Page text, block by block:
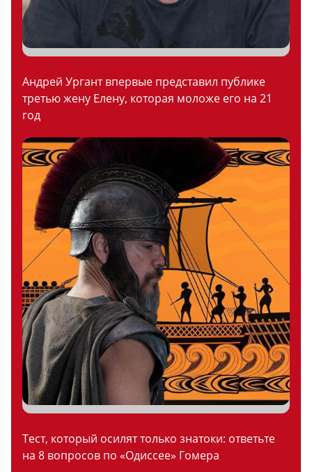
Андрей Ургант впервые представил публике
третью жену Елену, которая моложе его на 21
год
Тест, который осилят только знатоки: ответьте
на 8 вопросов по «Одиссее» Гомера